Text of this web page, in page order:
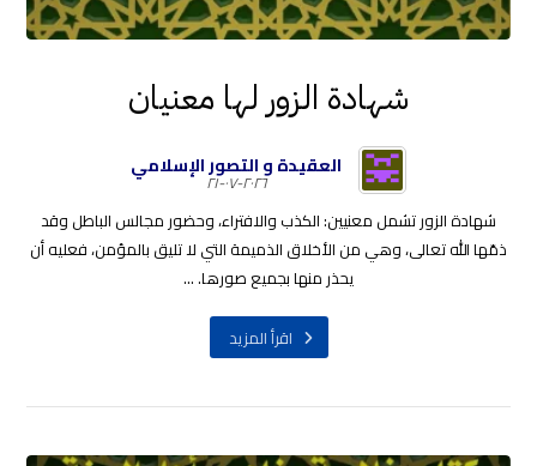
شهادة الزور لها معنيان
العقيدة و التصور الإسلامي
٢٠٢٦-٠٧-٢١
شهادة الزور تشمل معنيين: الكذب والافتراء، وحضور مجالس الباطل وقد
ذمّها الله تعالى، وهي من الأخلاق الذميمة التي لا تليق بالمؤمن، فعليه أن
يحذر منها بجميع صورها. ...
اقرأ المزيد